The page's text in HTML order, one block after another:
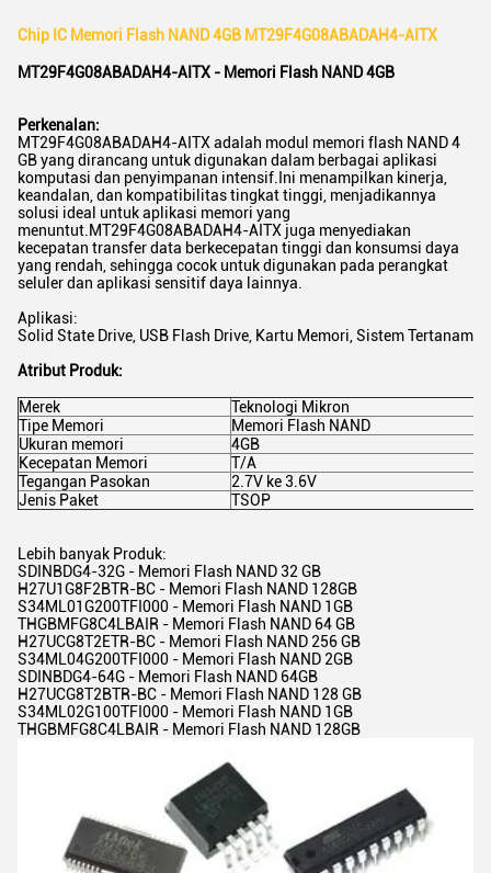
Chip IC Memori Flash NAND 4GB MT29F4G08ABADAH4-AITX
MT29F4G08ABADAH4-AITX - Memori Flash NAND 4GB
Perkenalan:
MT29F4G08ABADAH4-AITX adalah modul memori flash NAND 4
GB yang dirancang untuk digunakan dalam berbagai aplikasi
komputasi dan penyimpanan intensif.Ini menampilkan kinerja,
keandalan, dan kompatibilitas tingkat tinggi, menjadikannya
solusi ideal untuk aplikasi memori yang
menuntut.MT29F4G08ABADAH4-AITX juga menyediakan
kecepatan transfer data berkecepatan tinggi dan konsumsi daya
yang rendah, sehingga cocok untuk digunakan pada perangkat
seluler dan aplikasi sensitif daya lainnya.
Aplikasi:
Solid State Drive, USB Flash Drive, Kartu Memori, Sistem Tertanam
Atribut Produk:
Merek
Teknologi Mikron
Tipe Memori
Memori Flash NAND
Ukuran memori
4GB
Kecepatan Memori
T/A
Tegangan Pasokan
2.7V ke 3.6V
Jenis Paket
TSOP
Lebih banyak Produk:
SDINBDG4-32G - Memori Flash NAND 32 GB
H27U1G8F2BTR-BC - Memori Flash NAND 128GB
S34ML01G200TFI000 - Memori Flash NAND 1GB
THGBMFG8C4LBAIR - Memori Flash NAND 64 GB
H27UCG8T2ETR-BC - Memori Flash NAND 256 GB
S34ML04G200TFI000 - Memori Flash NAND 2GB
SDINBDG4-64G - Memori Flash NAND 64GB
H27UCG8T2BTR-BC - Memori Flash NAND 128 GB
S34ML02G100TFI000 - Memori Flash NAND 1GB
THGBMFG8C4LBAIR - Memori Flash NAND 128GB